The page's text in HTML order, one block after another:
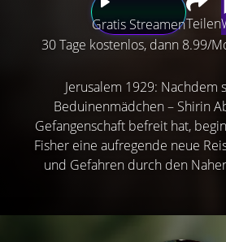
Gratis StreamenTeilen
30 Tage kostenlos, dann 8.99/
Jerusalem 1929: Nachdem
Beduinenmädchen – Shirin
Gefangenschaft befreit hat,
Fisher eine aufregende neue
und Gefahren durch den